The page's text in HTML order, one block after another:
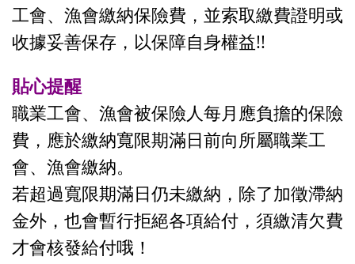
工會、漁會繳納保險費，並索取繳費證明或
收據妥善保存，以保障自身權益!!
貼心提醒
職業工會、漁會被保險人每月應負擔的保險
費，應於繳納寬限期滿日前向所屬職業工
會、漁會繳納。
若超過寬限期滿日仍未繳納，除了加徵滯納
金外，也會暫行拒絕各項給付，須繳清欠費
才會核發給付哦！